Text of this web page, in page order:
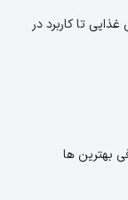
تا کاربرد در
بهترین ها